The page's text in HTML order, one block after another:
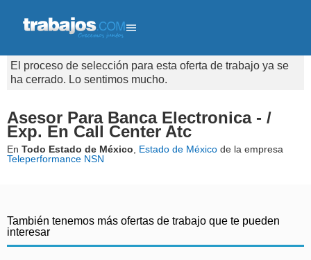
El proceso de selección para esta oferta de trabajo ya se
ha cerrado. Lo sentimos mucho.
Asesor Para Banca Electronica - /
Exp. En Call Center Atc
En Todo Estado de México Estado de México de la empresa
Teleperformance NSN
También tenemos más ofertas de trabajo que te pueden
interesar